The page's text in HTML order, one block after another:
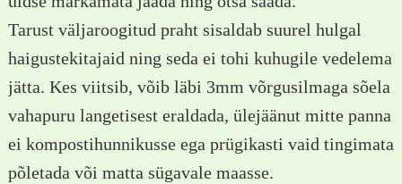
Tarust väljaroogitud praht sisaldab suurel hulgal
haigustekitajaid ning seda ei tohi kuhugile vedelema
jätta. Kes viitsib, võib läbi 3mm võrgusilmaga sõela
vahapuru langetisest eraldada, ülejäänut mitte panna
ei kompostihunnikusse ega prügikasti vaid tingimata
põletada või matta sügavale maasse.